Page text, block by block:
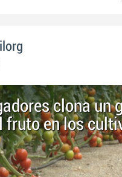
clona un
fruto en los